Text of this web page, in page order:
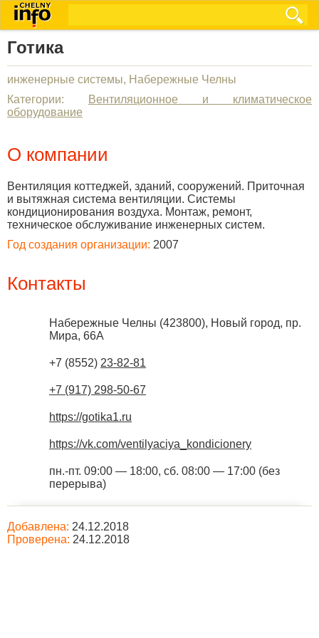
Готика
инженерные системы, Набережные Челны
Категории:
Вентиляционное и климатическое
оборудование
О компании
Вентиляция коттеджей, зданий, сооружений. Приточная
и вытяжная система вентиляции. Системы
кондиционирования воздуха. Монтаж, ремонт,
техническое обслуживание инженерных систем.
Год создания организации: 2007
Контакты
Набережные Челны (423800), Новый город, пр.
Мира, 66А
+7 (8552) 23-82-81
+7 (917) 298-50-67
https://gotika1.ru
https://vk.com/ventilyaciya_kondicionery
пн.-пт. 09:00 — 18:00, сб. 08:00 — 17:00 (без
перерыва)
Добавлена: 24.12.2018
Проверена: 24.12.2018